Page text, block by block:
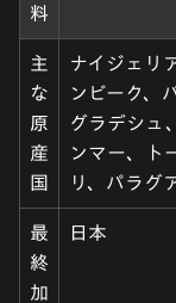
料
主
な
原
産
国
ナイジェリ
ンビーク、
グラデシュ
ンマー、ト
リ、パラグ
最
終
加
日本